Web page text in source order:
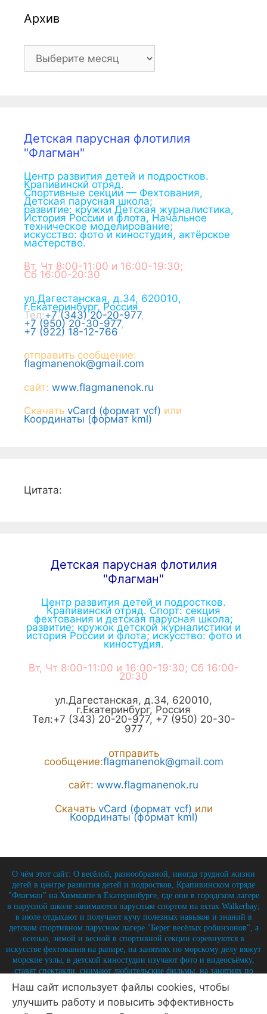
Архив
Архив
Детская парусная флотилия
"Флагман"
Центр развития детей и подростков.
Крапивинскй отряд.
Спортивные секции — Фехтования,
Детская парусная школа;
развитие: кружки Детская журналистика,
История России и флота, Начальное
техническое моделирование;
искусство: фото и киностудия, актёрское
мастерство.
Вт, Чт 8:00-11:00 и 16:00-19:30;
Сб 16:00-20:30
ул.Дагестанская, д.34, 620010,
г.Екатеринбург, Россия
Тел:+7 (343) 20-20-977,
+7 (950) 20-30-977,
+7 (922) 18-12-766
отправить сообщение:
flagmanenok@gmail.com
сайт: www.flagmanenok.ru
Скачать vCard (формат vcf) или
Координаты (формат kml)
Цитата:
Детская парусная флотилия
"Флагман"
Центр развития детей и подростков.
Крапивинскй отряд. Спорт: секция
фехтования и детская парусная школа;
развитие: кружок детской журналистики и
история России и флота; искусство: фото и
киностудия.
Вт, Чт 8:00-11:00 и 16:00-19:30; Сб 16:00-
20:30
ул.Дагестанская, д.34, 620010,
г.Екатеринбург, Россия
Тел:+7 (343) 20-20-977, +7 (950) 20-30-
977
отправить
сообщение:flagmanenok@gmail.com
сайт: www.flagmanenok.ru
Скачать vCard (формат vcf) или
Координаты (формат kml)
О чём этот сайт: О весёлой, разнообразной, иногда трудной жизни
детей в центре развития детей и подростков, Крапивинском отряде
"Флагман" на Химмаше в Екатеринбурге, где они в городском лагере
в парусной школе занимаются парусным спортом на яхтах Walkerbay;
в июле отдыхают и получают кучу полезных навыков и знаний в
детском спортивном парусном лагере "Берег весёлых робинзонов", а
осенью, зимой и весной в спортивной секции соревнуются в
искусстве фехтования на рапире, на занятиях по морскому делу вяжут
морские узлы, в детской киностудии изучают фото и видеосъёмку,
ставят спектакли, снимают любительские фильмы, на занятиях по
истории углубляют свои знания по историю России и флота, и
круглый год на занятиях по детской журналистике практикуются в
написании заметок, репортажей, интервью, выпуская стен-газету и
Наш сайт использует файлы cookies, чтобы
улучшить работу и повысить эффективность